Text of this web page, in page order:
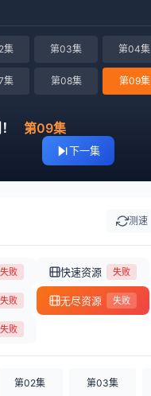
集 第03集 第04集
集 第08集 第09集
第09集
下一集
测速
失败 快速资源 失败
失败 无尽资源 失败
失败
第02集 第03集